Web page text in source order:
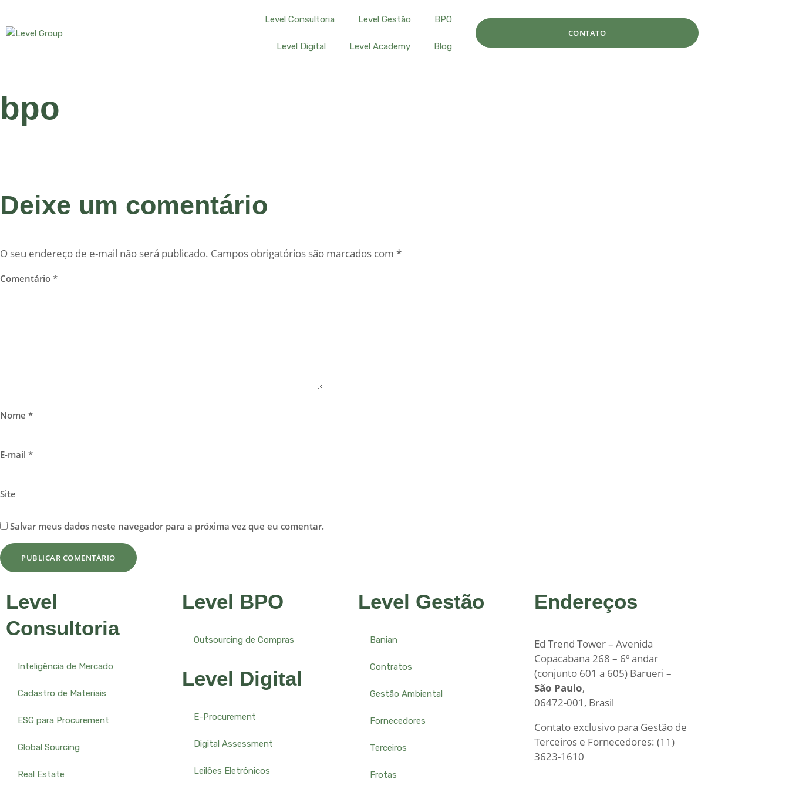
Level Consultoria Level Gestão BPO
Level Digital Level Academy Blog
CONTATO
bpo
Deixe um comentário
O seu endereço de e-mail não será publicado. Campos obrigatórios são marcados com *
Comentário *
Nome *
E-mail *
Site
Salvar meus dados neste navegador para a próxima vez que eu comentar.
Level
Consultoria
Inteligência de Mercado
Cadastro de Materiais
ESG para Procurement
Global Sourcing
Real Estate
Level BPO
Outsourcing de Compras
Level Digital
E-Procurement
Digital Assessment
Leilões Eletrônicos
Level Gestão
Banian
Contratos
Gestão Ambiental
Fornecedores
Terceiros
Frotas
Endereços
Ed Trend Tower – Avenida
Copacabana 268 – 6º andar
(conjunto 601 a 605) Barueri –
São Paulo,
06472-001, Brasil
Contato exclusivo para Gestão de
Terceiros e Fornecedores: (11)
3623-1610